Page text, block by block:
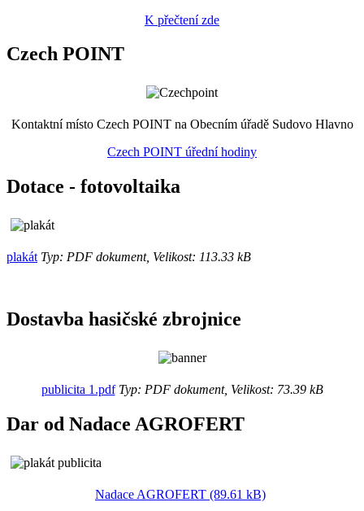
K přečtení zde
Czech POINT
Kontaktní místo Czech POINT na Obecním úřadě Sudovo Hlavno
Czech POINT úřední hodiny
Dotace - fotovoltaika
plakát Typ: PDF dokument, Velikost: 113.33 kB
Dostavba hasičské zbrojnice
publicita 1.pdfTyp: PDF dokument, Velikost: 73.39 kB
Dar od Nadace AGROFERT
Nadace AGROFERT (89.61 kB)